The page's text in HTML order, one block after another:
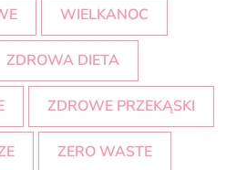
WIELKANOC
ZDROWA DIETA
ZDROWE PRZEKĄSKI
ZERO WASTE